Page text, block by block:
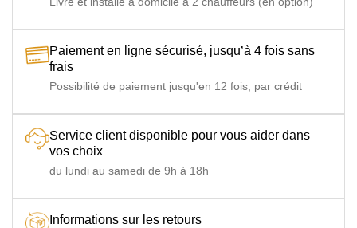
Paiement en ligne sécurisé, jusqu’à 4 fois sans
frais
Possibilité de paiement jusqu'en 12 fois, par crédit
Service client disponible pour vous aider dans
vos choix
du lundi au samedi de 9h à 18h
Informations sur les retours